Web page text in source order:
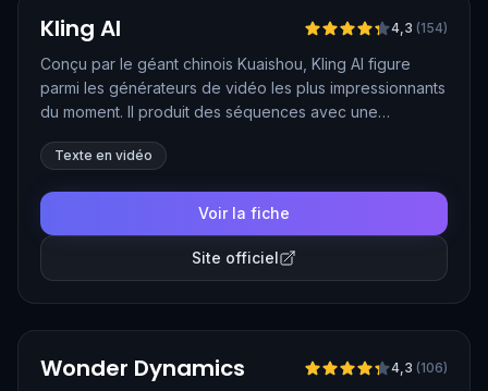
Kling AI 4,3 (154)
Conçu par le géant chinois Kuaishou, Kling AI figure
parmi les générateurs de vidéo les plus impressionnants
du moment. Il produit des séquences avec une
partir d'un texte ou d'une image, et propose des
ou les effets spéciaux. Depuis début 2026, son modèle
Kling 3.0 génère des vidéos en 4K natif avec une
bande-son synchronisée.
Texte en vidéo
Voir la fiche
Site officiel
Wonder Dynamics 4,3 (106)